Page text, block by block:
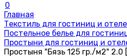
0
Главная
Текстиль для гостиниц и
Постельное белье для
Простыни для гостиниц и
Простыня "Бязь 125 гр./м2"